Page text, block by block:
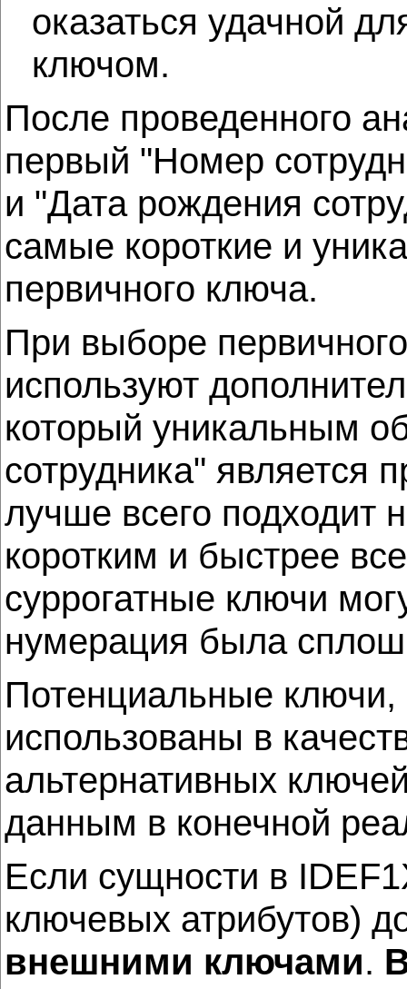
оказаться удачной
ключом.
После проведенного
первый "Номер
и "Дата рождения
самые короткие и
первичного ключа.
При выборе
используют
который уникальным
сотрудника" является
лучше всего подходит
коротким и быстрее
суррогатные ключи
нумерация была
Потенциальные
использованы в
альтернативных
данным в конечной
Если сущности в
ключевых атрибутов)
внешними ключами.